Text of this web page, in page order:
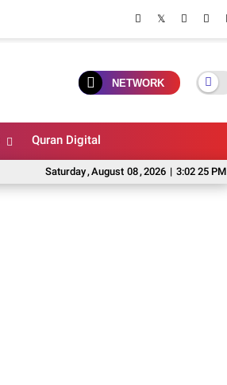
NETWORK
Quran Digital
Saturday,August 08,2026 | 3:02 26 PM